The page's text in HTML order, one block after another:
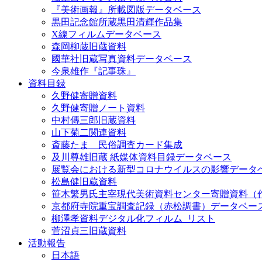
『美術画報』所載図版データベース
黒田記念館所蔵黒田清輝作品集
X線フィルムデータベース
森岡柳蔵旧蔵資料
國華社旧蔵写真資料データベース
今泉雄作『記事珠』
資料目録
久野健寄贈資料
久野健寄贈ノート資料
中村傳三郎旧蔵資料
山下菊二関連資料
斎藤たま 民俗調査カード集成
及川尊雄旧蔵 紙媒体資料目録データベース
展覧会における新型コロナウイルスの影響データ
松島健旧蔵資料
笹木繁男氏主宰現代美術資料センター寄贈資料（
京都府寺院重宝調査記録（赤松調書）データベー
柳澤孝資料デジタル化フィルム_リスト
菅沼貞三旧蔵資料
活動報告
日本語